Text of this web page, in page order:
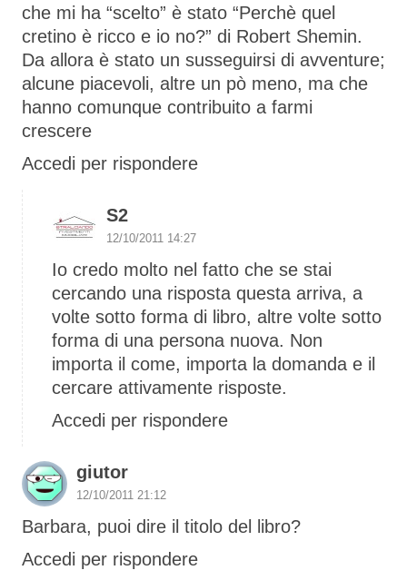
che mi ha “scelto” è stato “Perchè quel
cretino è ricco e io no?” di Robert Shemin.
Da allora è stato un susseguirsi di avventure;
alcune piacevoli, altre un pò meno, ma che
hanno comunque contribuito a farmi
crescere
Accedi per rispondere
S2
12/10/2011 14:27
Io credo molto nel fatto che se stai
cercando una risposta questa arriva, a
volte sotto forma di libro, altre volte sotto
forma di una persona nuova. Non
importa il come, importa la domanda e il
cercare attivamente risposte.
Accedi per rispondere
giutor
12/10/2011 21:12
Barbara, puoi dire il titolo del libro?
Accedi per rispondere